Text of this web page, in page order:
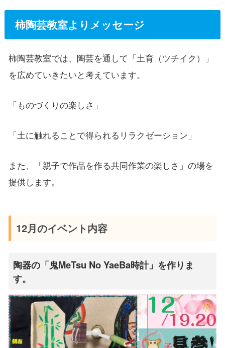
柿陶芸教室よりメッセージ
柿陶芸教室では、陶芸を通して「土育（ツチイク）」
を広めていきたいと考えています。
「ものづくりの楽しさ」
「土に触れることで得られるリラクゼーション」
また、「親子で作品を作る共同作業の楽しさ」の場を
提供します。
12月のイベント内容
陶器の「鬼MeTsu No YaeBa時計」を作りま
す。